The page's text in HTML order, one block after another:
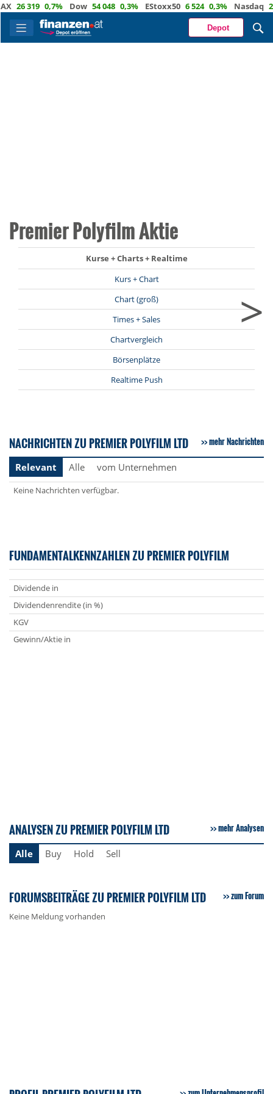
26 319 0,7% Dow 54 048 0,3% EStoxx50 6 524 0,3% Nasdaq 29
Depot
Premier Polyfilm Aktie
Kurse + Charts + Realtime
Kurs + Chart
Chart (groß)
Times + Sales
Chartvergleich
Börsenplätze
Realtime Push
>
NACHRICHTEN ZU PREMIER POLYFILM LTD mehr Nachrichten
Relevant Alle vom Unternehmen
Keine Nachrichten verfügbar.
FUNDAMENTALKENNZAHLEN ZU PREMIER POLYFILM
Dividende in
Dividendenrendite (in %)
KGV
Gewinn/Aktie in
ANALYSEN ZU PREMIER POLYFILM LTD mehr Analysen
Alle Buy Hold Sell
FORUMSBEITRÄGE ZU PREMIER POLYFILM LTD zum Forum
Keine Meldung vorhanden